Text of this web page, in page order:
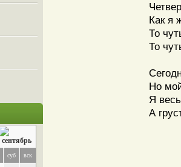
суб вск
Как я
То
То
Но
Я
А